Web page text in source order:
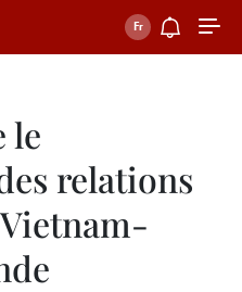
le
relations